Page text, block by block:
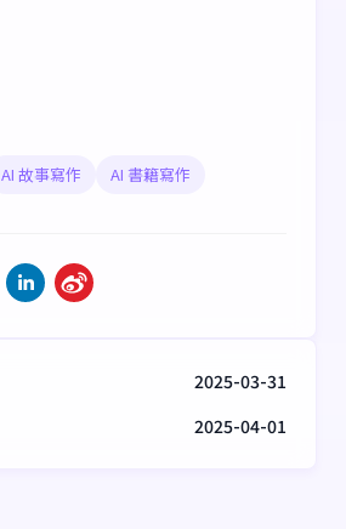
AI 故事寫作 AI 書籍寫作
2025-03-31
2025-04-01